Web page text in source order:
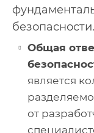
безопасности.
Общая
является
от